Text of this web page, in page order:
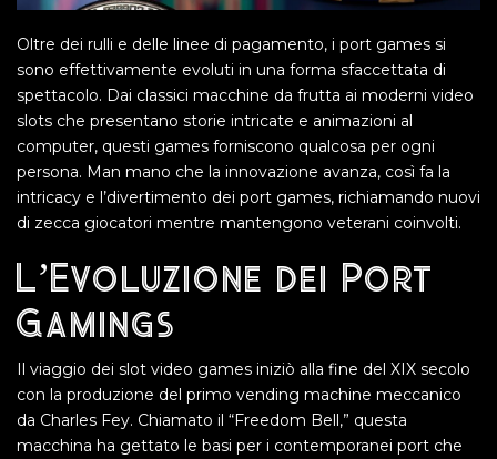
Oltre dei rulli e delle linee di pagamento, i port games si
sono effettivamente evoluti in una forma sfaccettata di
spettacolo. Dai classici macchine da frutta ai moderni video
slots che presentano storie intricate e animazioni al
computer, questi games forniscono qualcosa per ogni
persona. Man mano che la innovazione avanza, così fa la
intricacy e l’divertimento dei port games, richiamando nuovi
di zecca giocatori mentre mantengono veterani coinvolti.
L’Evoluzione dei Port
Gamings
Il viaggio dei slot video games iniziò alla fine del XIX secolo
con la produzione del primo vending machine meccanico
da Charles Fey. Chiamato il “Freedom Bell,” questa
macchina ha gettato le basi per i contemporanei port che